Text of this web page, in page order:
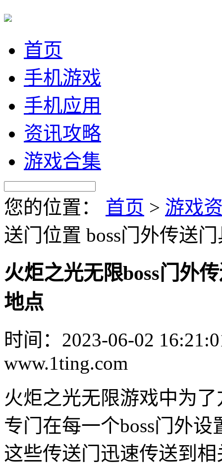
首页
手机游戏
手机应用
资讯攻略
游戏合集
您的位置： 首页 > 游戏
送门位置 boss门外传送
火炬之光无限boss门外
地点
时间：2023-06-02
www.1ting.com
火炬之光无限游戏中为
专门在每一个boss门外
这些传送门迅速传送到相